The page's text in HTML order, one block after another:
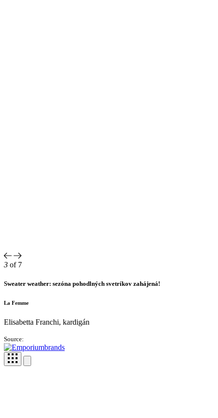
3 of 7
Sweater weather: sezóna pohodlných svetríkov zahájená!
La Femme
Elisabetta Franchi, kardigán
Source: